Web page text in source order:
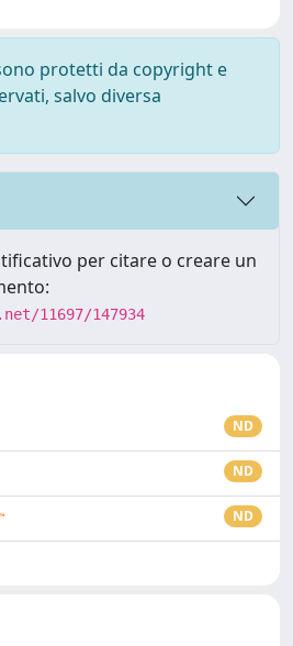
protetti da copyright e
salvo diversa
per citare o creare un
11697/147934
ND
ND
ND